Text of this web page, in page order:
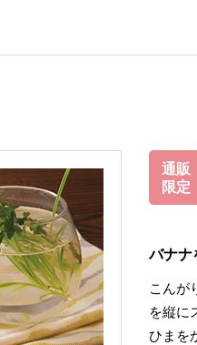
通販
限定
バナナ
こんが
を縦に
ひまを